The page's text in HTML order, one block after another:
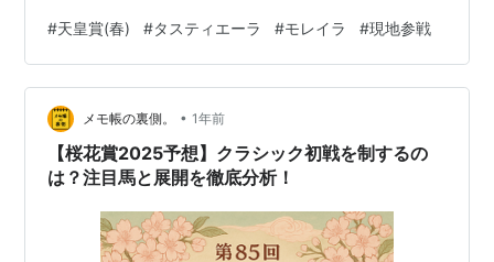
な、と思ってみていたら期待以上の強さを見せてくれ
た。完全本格化ここは中心視。 相手。 相手はドレッツァ
なのだが、その場合、去年のダービー馬タスティエーラ
をかたらなくてはならない。 去年、私はダービーでは本
命にした。 uma015.hatenablog.com くしくも、この時
対抗に挙げ…
#天皇賞(春) #タスティエーラ #モレイラ #現地参戦
メモ帳の裏側。 • 1年前
【桜花賞2025予想】クラシック初戦を制するの
は？注目馬と展開を徹底分析！